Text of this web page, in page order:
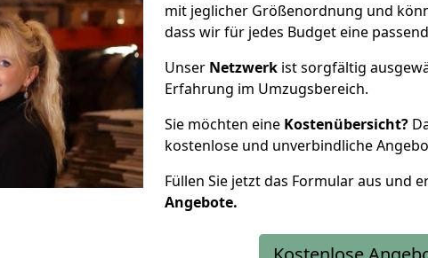
mit jeglicher Größenordnung und
dass wir für jedes Budget eine
Unser Netzwerk ist sorgfältig
Erfahrung im Umzugsbereich.
Sie möchten eine Kostenübersicht?
kostenlose und unverbindliche
Füllen Sie jetzt das Formular aus und
Angebote.